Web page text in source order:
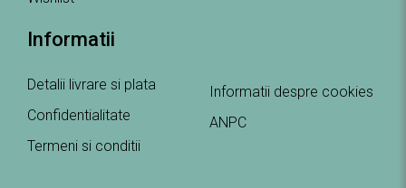
Informatii
Detalii livrare si plata
Confidentialitate
Termeni si conditii
Informatii despre cookies
ANPC